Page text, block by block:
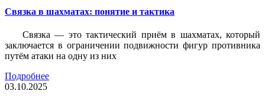
Связка в шахматах: понятие и тактика
Связка — это тактический приём в шахматах, который
заключается в ограничении подвижности фигур противника
путём атаки на одну из них
Подробнее
03.10.2025